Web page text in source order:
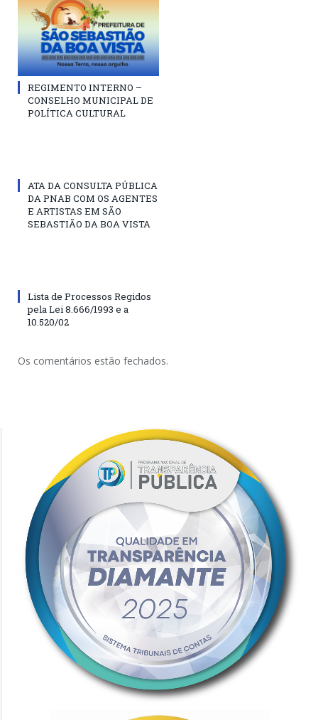
REGIMENTO INTERNO –
CONSELHO MUNICIPAL DE
POLÍTICA CULTURAL
ATA DA CONSULTA PÚBLICA
DA PNAB COM OS AGENTES
E ARTISTAS EM SÃO
SEBASTIÃO DA BOA VISTA
Lista de Processos Regidos
pela Lei 8.666/1993 e a
10.520/02
Os comentários estão fechados.